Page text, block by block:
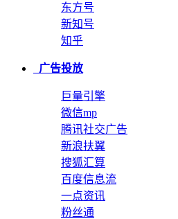
东方号
新知号
知乎
广告投放
巨量引擎
微信mp
腾讯社交广告
新浪扶翼
搜狐汇算
百度信息流
一点资讯
粉丝通